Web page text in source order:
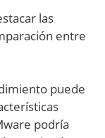
las
entre
puede
podría